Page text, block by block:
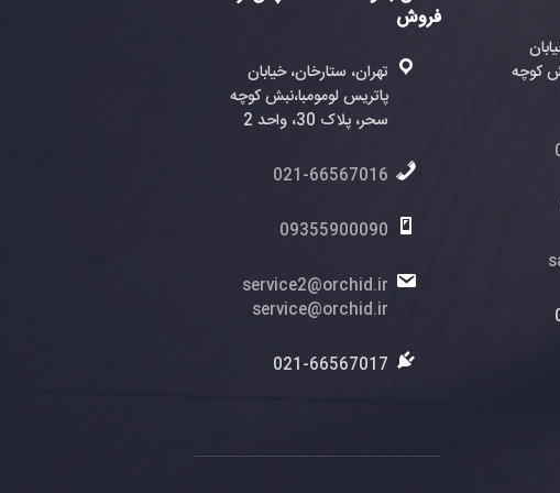
تهران، ستارخان، خیابان
پاتریس لومومبا،نبش کوچه
021-66567016
09355900090
service2@orchid.ir
service@orchid.ir
021-66567017